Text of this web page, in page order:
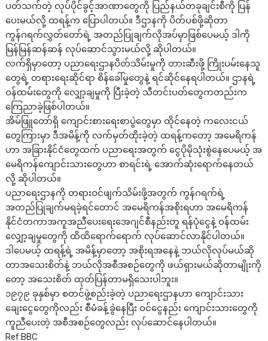
ပတ်သက်တဲ့ လုပ်ပိုင်ခွင့်အာဏာတွေကို ပြည်နယ်တခုချင်းစီကို ပြန်
ပေးမယ်လို့ ထရန့်က ပြောပါတယ်။ ဒီဌာနကို ပိတ်ပစ်ဖို့ဆိုတာ
ကွန်ဂရက်လွှတ်တော်ရဲ့ အတည်ပြုချက်လိုအပ်မှာဖြစ်ပေမယ့် ဒါကို
မြန်မြန်ဆန်ဆန် လုပ်ဆောင်သွားမယ်လို့ ဆိုပါတယ်။
လက်ရှိမှာတော့ ပညာရေးဌာနပိတ်သိမ်းမှုကို တားဆီးဖို့ ကြိုးပမ်းနေသူ
တွေရဲ့ တရားရေးဆိုင်ရာ စိန်ခေါ်မှုတွေနဲ့ ရင်ဆိုင်နေရပါတယ်။ ဌာနရဲ့
ဝန်ထမ်းတွေကို လျှော့ချမှုကို ပြီးခဲ့တဲ့ သီတင်းပတ်တွေကတည်းက
ကြေညာခဲ့ဖြစ်ပါတယ်။
အိမ်ဖြူတော်ရှိ ကျောင်းစားရေးစာပွဲတွေမှာ ထိုင်နေတဲ့ ကလေးငယ်
တွေကြားမှာ ဒီအမိန့်ကို လက်မှတ်ထိုးခဲ့တဲ့ ထရန့်ကတော့ အမေရိကန်
ဟာ အခြားနိုင်ငံတွေထက် ပညာရေးအတွက် ငွေပိုမိုသုံးစွဲနေပေမယ့် အ
မေရိကန်ကျောင်းသားတွေဟာ စာရင်းရဲ့ အောက်ဆုံးရောက်နေတယ်
လို့ ဆိုပါတယ်။
ပညာရေးဌာနကို တရားဝင်ဖျက်သိမ်းဖို့အတွက် ကွန်ဂရက်ရဲ့
အတည်ပြုချက်မရခဲ့ရင်တောင် အမေရိကန်အစိုးရဟာ အမေရိကန်
နိုင်ငံတကာအကူအညီပေးရေးအေဂျင်စီနည်းတူ ရန်ပုံငွေနဲ့ ဝန်ထမ်း
လျှော့ချမှုတွေကို ထိထိရောက်ရောက် လုပ်ဆောင်လာနိုင်ပါတယ်။
ဒါပေမယ့် ထရန့်ရဲ့ အမိန့်မှာတော့ အစိုးရအနေနဲ့ ဘယ်လိုလုပ်မယ်ဆို
တာအသေးစိတ်နဲ့ ဘယ်လိုအစီအစဉ်တွေကို ဖယ်ရှားမယ်ဆိုတာမျိုးကို
တော့ အသေးစိတ် ထုတ်ပြန်တာမရှိသေးပါဘူး။
၁၉၇၉ ခုနှစ်မှာ စတင်ဖွဲ့စည်းခဲ့တဲ့ ပညာရေးဌာနဟာ ကျောင်းသား
ချေးငွေတွေကိုလည်း စီမံခန့်ခွဲနေပြီး ဝင်ငွေနည်း ကျောင်းသားတွေကို
ကူညီပေးတဲ့ အစီအစဉ်တွေလည်း လုပ်ဆောင်နေပါတယ်။
Ref:BBC